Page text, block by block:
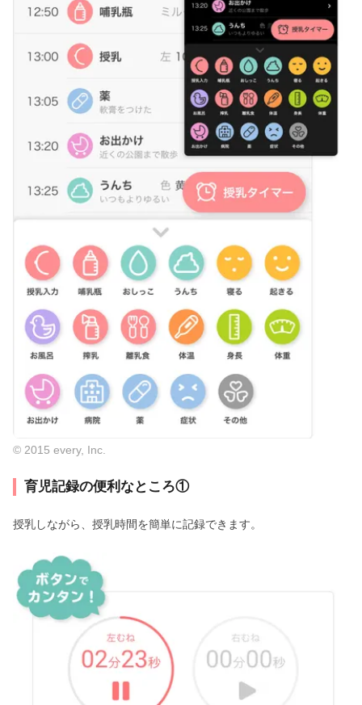
© 2015 every, Inc.
育児記録の便利なところ①
授乳しながら、授乳時間を簡単に記録できます。